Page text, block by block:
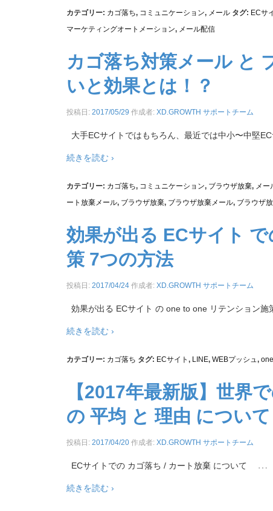
カテゴリー: カゴ落ち, コミュニケーション, メールタグ: ECサ
マーケティングオートメーション, メール配信
カゴ落ち対策メール と
いと効果とは！？
投稿日: 2017/05/29 作成者: XD.GROWTH サポートチーム
大手ECサイトではもちろん、最近では中小〜中堅
続きを読む ›
カテゴリー: カゴ落ち, コミュニケーション, ブラウザ放棄, メー
ート放棄メール, ブラウザ放棄, ブラウザ放棄メール, ブラウザ
効果が出る ECサイト
策 7つの方法
投稿日: 2017/04/24作成者: XD.GROWTH サポートチーム
効果が出る ECサイト の one to one リテンション施
続きを読む ›
カテゴリー: カゴ落ち タグ: ECサイト , LINE, WEBプッシュ,
【2017年最新版】世界
の 平均 と 理由 について
投稿日: 2017/04/20作成者: XD.GROWTH サポートチーム
ECサイトでの カゴ落ち / カート放棄 について …
続きを読む ›